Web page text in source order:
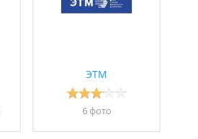
ЭТМ
6 фото